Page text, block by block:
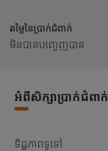
តម្លៃនៃប្រាក់ជំពាក់
មិនបានបញ្ចេញបាន
អំពីសិក្សាប្រាក់ជំពាក់
ទិដ្ឋភាពទូទៅ